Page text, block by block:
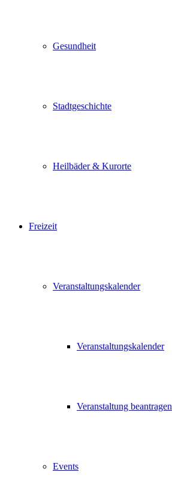
Gesundheit
Stadtgeschichte
Heilbäder & Kurorte
Freizeit
Veranstaltungskalender
Veranstaltungskalender
Veranstaltung beantragen
Events